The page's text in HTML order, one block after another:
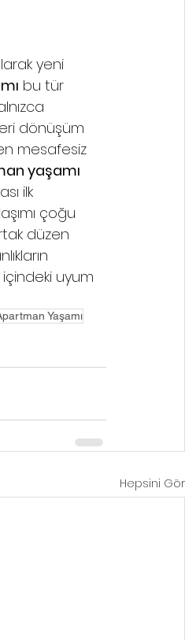
yeni
bu tür
dönüşüm
mesafesiz
yaşamı
ilk
çoğu
düzen
uyum
Yaşamı
Hepsini Gör